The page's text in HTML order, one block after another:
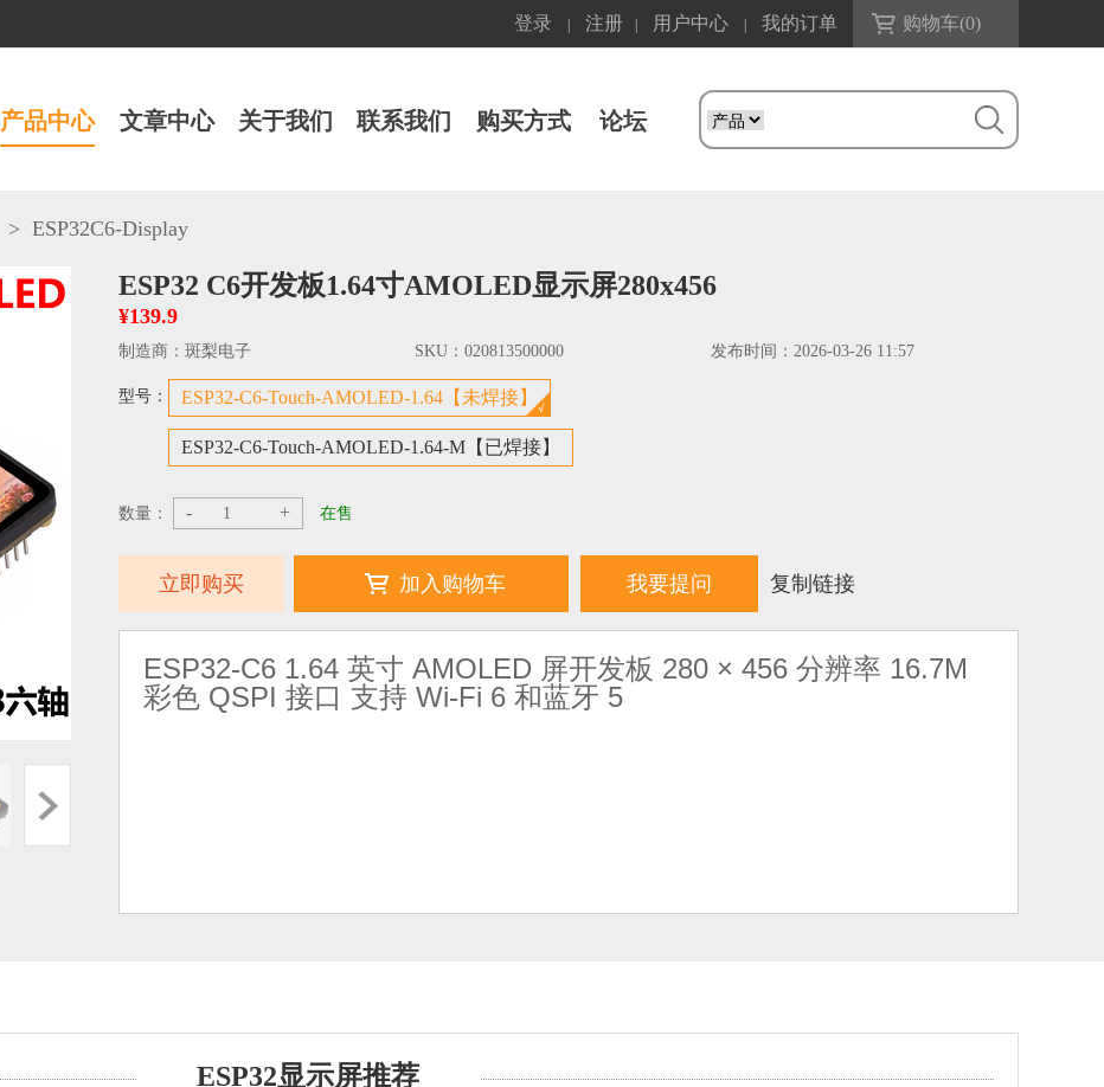
登录 注册 用户中心 我的订单 购物车(0)
产品中心 文章中心 关于我们 联系我们 购买方式 论坛
> ESP32C6-Display
ESP32 C6开发板1.64寸AMOLED显示屏280x456
¥139.9
制造商： 斑梨电子 SKU： 020813500000 发布时间： 2026-03-26 11:57
型号： ESP32-C6-Touch-AMOLED-1.64【未焊接】
ESP32-C6-Touch-AMOLED-1.64-M【已焊接】
数量： - + 在售
立即购买 加入购物车 我要提问 复制链接
ESP32-C6 1.64 英寸 AMOLED 屏开发板 280 × 456 分辨率 16.7M
彩色 QSPI 接口 支持 Wi-Fi 6 和蓝牙 5
ESP32显示屏推荐